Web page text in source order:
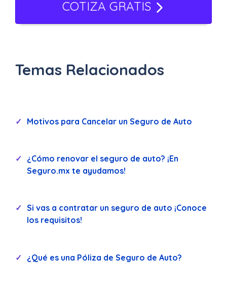
COTIZA GRATIS
Temas Relacionados
Motivos para Cancelar un Seguro de Auto
¿Cómo renovar el seguro de auto? ¡En
Seguro.mx te ayudamos!
Si vas a contratar un seguro de auto ¡Conoce
los requisitos!
¿Qué es una Póliza de Seguro de Auto?